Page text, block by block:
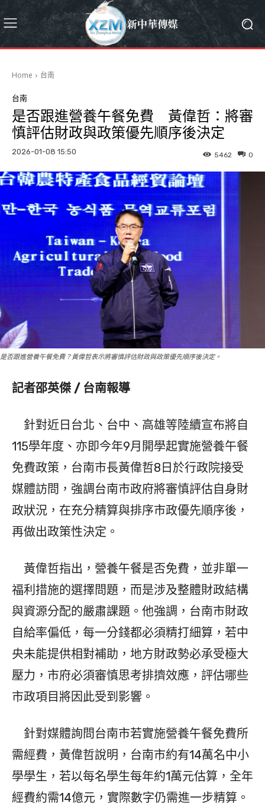
Home 台南
台南
是否跟進營養午餐免費 黃偉哲：將審
慎評估財政與政策優先順序後決定
2026-01-08 15:50 0
5462
是否跟進營養午餐免費？黃偉哲表示將審慎評估財政與政策優先順序後決定。
記者邵英傑 / 台南報導
針對近日台北、台中、高雄等陸續宣布將自
115學年度、亦即今年9月開學起實施營養午餐
免費政策，台南市長黃偉哲8日於行政院接受
媒體訪問，強調台南市政府將審慎評估自身財
政狀況，在充分精算與排序市政優先順序後，
再做出政策性決定。
黃偉哲指出，營養午餐是否免費，並非單一
福利措施的選擇問題，而是涉及整體財政結構
與資源分配的嚴肅課題。他強調，台南市財政
自給率偏低，每一分錢都必須精打細算，若中
央未能提供相對補助，地方財政勢必承受極大
壓力，市府必須審慎思考排擠效應，評估哪些
市政項目將因此受到影響。
針對媒體詢問台南市若實施營養午餐免費所
需經費，黃偉哲說明，台南市約有14萬名中小
學學生，若以每名學生每年約1萬元估算，全年
經費約需14億元，實際數字仍需進一步精算。